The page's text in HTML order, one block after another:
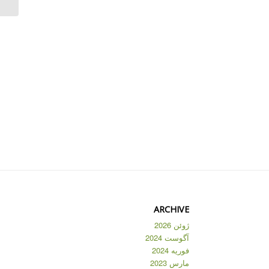
ARCHIVE
ژوئن 2026
آگوست 2024
فوریه 2024
مارس 2023